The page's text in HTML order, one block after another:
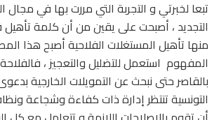
تبعا لخبرتي و التجربة التي مررت بها في مجال
التجديد ، أصبحت على يقين من أن كلمة
منها تأهيل المستغلات الفلاحية أصبح هذا
المفهوم استعمل للتضليل والتعجيز ،
بالقاصر حتى نبحث عن التمويلات الخارجية
التونسية تنتظر إدارة ذات كفاءة وشجاعة